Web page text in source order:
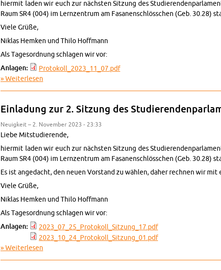
hier­mit laden wir euch zur nächs­ten Sit­zung des
Raum SR4 (004) im Lern­zen­trum am Fa­sa­nen­schlöss­chen (Geb. 30.28)
Viele Grüße,
Ni­k­las Hem­ken und Thilo Hoff­mann
Als Ta­ges­ord­nung schla­gen wir vor:
An­la­gen:
Pro­to­kol­l_2023_11_07.pdf
Wei­ter­le­sen
Ein­la­dung zur 2. Sit­zung des
Neu­ig­keit – 2. No­vem­ber 2023 - 23:33
Liebe Mit­stu­die­ren­de,
hier­mit laden wir euch zur nächs­ten Sit­zung des
Raum SR4 (004) im Lern­zen­trum am Fa­sa­nen­schlöss­chen (Geb. 30.28)
Es ist an­ge­dacht, den neuen Vor­stand zu wäh­len, daher rech­nen wir mit
Viele Grüße,
Ni­k­las Hem­ken und Thilo Hoff­mann
Als Ta­ges­ord­nung schla­gen wir vor:
An­la­gen:
2023_07_25_­Pro­to­kol­l_­Sit­zun­g_17.pdf
2023_10_24_­Pro­to­kol­l_­Sit­zun­g_01.pdf
Wei­ter­le­sen